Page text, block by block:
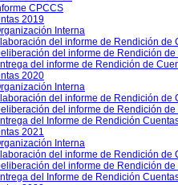
CPCCS
2019
Interna
del informe de Rendición de
del informe de Rendición
del informe de Rendición de
2020
Interna
del informe de Rendición de
del informe de Rendición
del Informe de Rendición
2021
Interna
del informe de Rendición de
del informe de Rendición
del Informe de Rendición